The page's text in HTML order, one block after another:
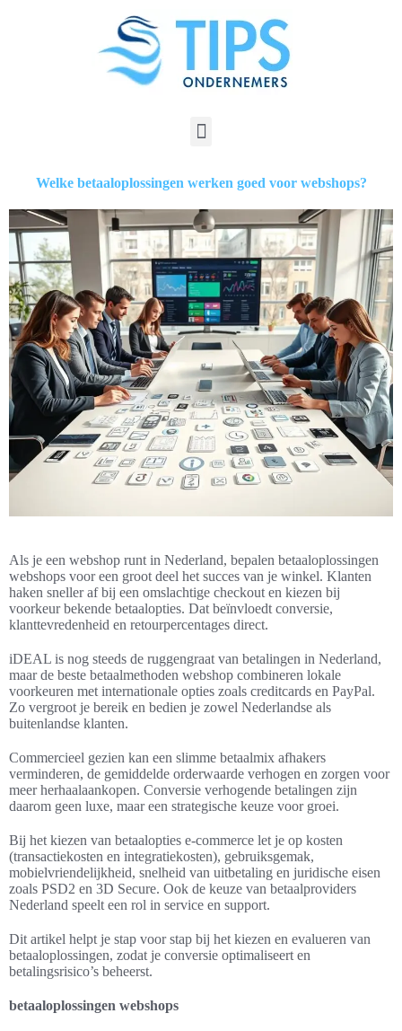
Welke betaaloplossingen werken goed voor webshops?
Als je een webshop runt in Nederland, bepalen betaaloplossingen
webshops voor een groot deel het succes van je winkel. Klanten
haken sneller af bij een omslachtige checkout en kiezen bij
voorkeur bekende betaalopties. Dat beïnvloedt conversie,
klanttevredenheid en retourpercentages direct.
iDEAL is nog steeds de ruggengraat van betalingen in Nederland,
maar de beste betaalmethoden webshop combineren lokale
voorkeuren met internationale opties zoals creditcards en PayPal.
Zo vergroot je bereik en bedien je zowel Nederlandse als
buitenlandse klanten.
Commercieel gezien kan een slimme betaalmix afhakers
verminderen, de gemiddelde orderwaarde verhogen en zorgen voor
meer herhaalaankopen. Conversie verhogende betalingen zijn
daarom geen luxe, maar een strategische keuze voor groei.
Bij het kiezen van betaalopties e-commerce let je op kosten
(transactiekosten en integratiekosten), gebruiksgemak,
mobielvriendelijkheid, snelheid van uitbetaling en juridische eisen
zoals PSD2 en 3D Secure. Ook de keuze van betaalproviders
Nederland speelt een rol in service en support.
Dit artikel helpt je stap voor stap bij het kiezen en evalueren van
betaaloplossingen, zodat je conversie optimaliseert en
betalingsrisico’s beheerst.
betaaloplossingen webshops